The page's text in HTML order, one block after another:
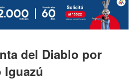
del Diablo por